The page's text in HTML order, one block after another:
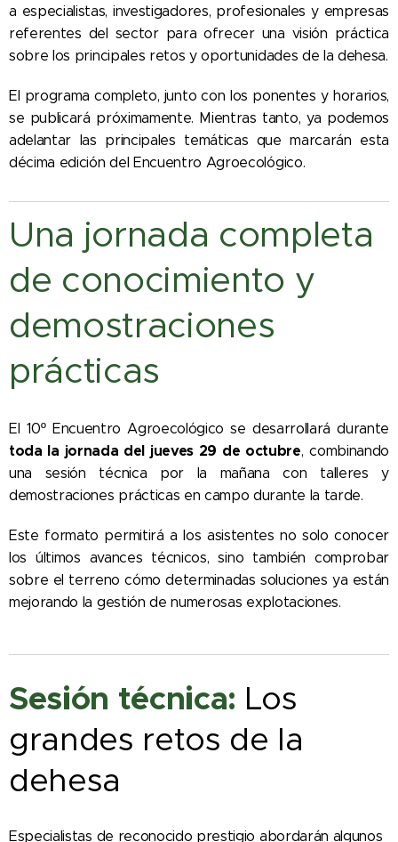
a especialistas, investigadores, profesionales y empresas
referentes del sector para ofrecer una visión práctica
sobre los principales retos y oportunidades de la dehesa.
El programa completo, junto con los ponentes y horarios,
se publicará próximamente. Mientras tanto, ya podemos
adelantar las principales temáticas que marcarán esta
décima edición del Encuentro Agroecológico.
Una jornada completa
de conocimiento y
demostraciones
prácticas
El 10º Encuentro Agroecológico se desarrollará durante
toda la jornada del jueves 29 de octubre, combinando
una sesión técnica por la mañana con talleres y
demostraciones prácticas en campo durante la tarde.
Este formato permitirá a los asistentes no solo conocer
los últimos avances técnicos, sino también comprobar
sobre el terreno cómo determinadas soluciones ya están
mejorando la gestión de numerosas explotaciones.
Sesión técnica: Los
grandes retos de la
dehesa
Especialistas de reconocido prestigio abordarán algunos